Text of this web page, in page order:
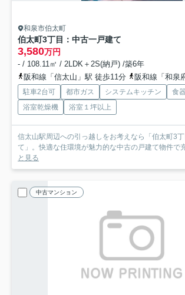
和泉市伯太町
伯太町3丁目：中古一戸建て
3,580万円
- / 108.11㎡ / 2LDK＋2S(納戸) /築6年
阪和線「信太山」駅 徒歩11分
阪和線「和泉
駐車2台可 都市ガス システムキッチン
食
浴室乾燥機
浴室１坪以上
信太山駅周辺への引っ越しをお考えなら「伯太町3
て」。快適な住環境が魅力的な中古の戸建て物件で
と見る
中古マンション